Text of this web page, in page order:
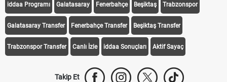
iddaa Programı Galatasaray Fenerbahçe Beşiktaş Trabzonspor
Galatasaray Transfer Fenerbahçe Transfer Beşiktaş Transfer
Trabzonspor Transfer Canlı İzle iddaa Sonuçları Aktif Sayaç
Takip Et